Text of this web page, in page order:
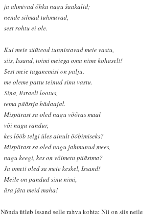
ja ahmivad õhku nagu šaakalid;
nende silmad tuhmuvad,
sest rohtu ei ole.
Kui meie süüteod tunnistavad meie vastu,
siis, Issand, toimi meiega oma nime kohaselt!
Sest meie taganemisi on palju,
me oleme pattu teinud sinu vastu.
Sina, Iisraeli lootus,
tema päästja hädaajal.
Mispärast sa oled nagu võõras maal
või nagu rändur,
kes lööb telgi üles ainult ööbimiseks?
Mispärast sa oled nagu jahmunud mees,
nagu keegi, kes on võimetu päästma?
Ja ometi oled sa meie keskel, Issand!
Meile on pandud sinu nimi,
ära jäta meid maha!
Nõnda ütleb Issand selle rahva kohta: Nii on siis neile